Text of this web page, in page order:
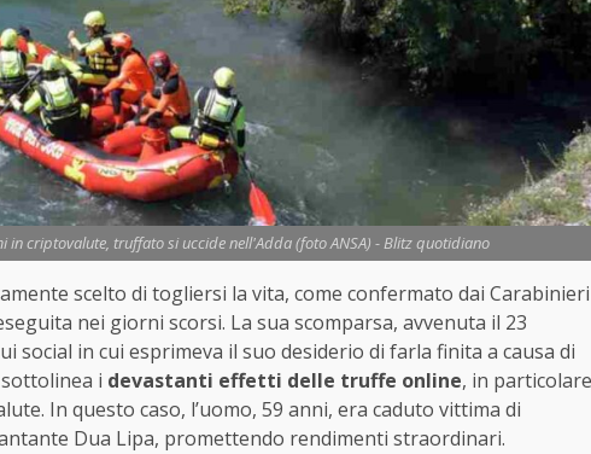
criptovalute, truffato si uccide nell'Adda (foto ANSA) - Blitz quotidiano
scelto di togliersi la vita, come confermato dai Carabinieri
nei giorni scorsi. La sua scomparsa, avvenuta il 23
social in cui esprimeva il suo desiderio di farla finita a causa di
i devastanti effetti delle truffe online, in particolare
In questo caso, l’uomo, 59 anni, era caduto vittima di
Dua Lipa, promettendo rendimenti straordinari.